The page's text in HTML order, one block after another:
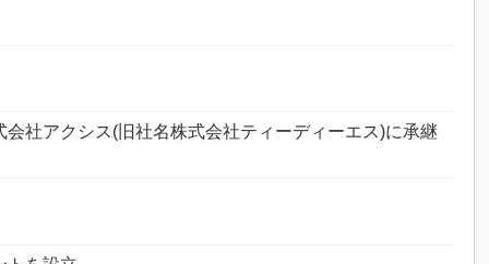
社アクシス(旧社名株式会社ティーディーエス)に承継